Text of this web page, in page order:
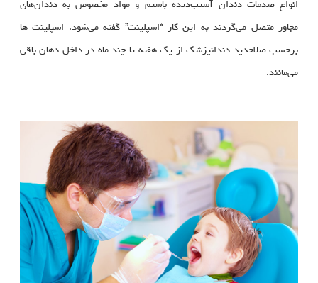
انواع صدمات دندان آسیب‌دیده باسیم و مواد مخصوص به دندان‌های
مجاور متصل می‌گردند به این کار “اسپلینت” گفته می‌شود. اسپلینت ها
برحسب صلاحدید دندانپزشک از یک هفته تا چند ماه در داخل دهان باقی
می‌مانند.